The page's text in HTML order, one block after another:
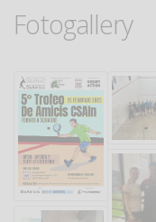
Fotogallery